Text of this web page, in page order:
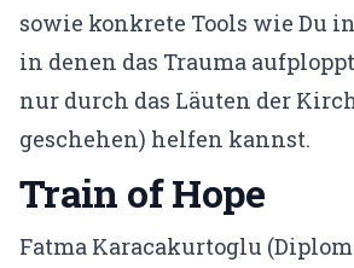
sowie konkrete Tools wie Du
in denen das Trauma
nur durch das Läuten der
geschehen) helfen kannst.
Train of Hope
Fatma Karacakurtoglu